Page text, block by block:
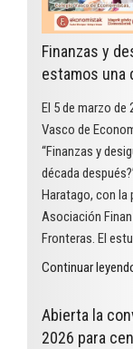
Finanzas y
estamos una
El 5 de marzo de
Vasco de
“Finanzas y
década
Haratago, con la
Asociación
Fronteras. El
Continuar
Abierta la
2026 para